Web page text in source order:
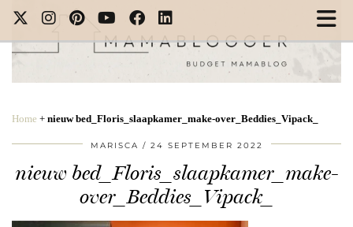
Home + nieuw bed_Floris_slaapkamer_make-over_Beddies_Vipack_
MARISCA 24 SEPTEMBER 2022
nieuw bed_Floris_slaapkamer_make-
over_Beddies_Vipack_